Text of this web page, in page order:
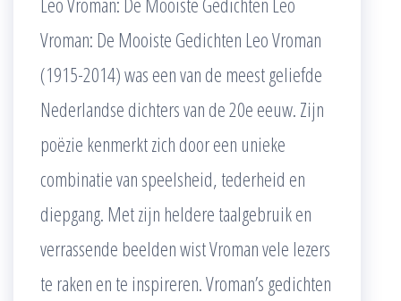
Vroman: De Mooiste Gedichten Leo Vroman
(1915-2014) was een van de meest geliefde
Nederlandse dichters van de 20e eeuw. Zijn
poëzie kenmerkt zich door een unieke
combinatie van speelsheid, tederheid en
diepgang. Met zijn heldere taalgebruik en
verrassende beelden wist Vroman vele lezers
te raken en te inspireren. Vroman’s gedichten